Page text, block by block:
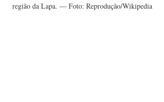
região da Lapa. — Foto: Reprodução/Wikipedia